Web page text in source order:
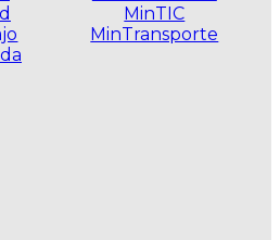
MinTIC
MinTransporte